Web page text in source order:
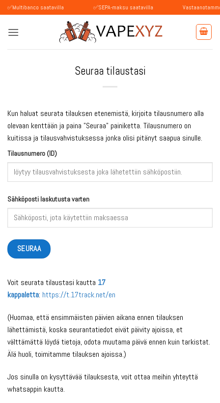
Skip
to
content
saatavilla ✅SEPA-maksu saatavilla Vastaanotamme
Seuraa tilaustasi
Kun haluat seurata tilauksen etenemistä, kirjoita tilausnumero alla
olevaan kenttään ja paina "Seuraa" painiketta. Tilausnumero on
kuitissa ja tilausvahvistuksessa jonka olisi pitänyt saapua sinulle.
Tilausnumero (ID)
Sähköposti laskutusta varten
SEURAA
Voit seurata tilaustasi kautta 17
kappaletta: https://t.17track.net/en
(Huomaa, että ensimmäisten päivien aikana ennen tilauksen
lähettämistä, koska seurantatiedot eivät päivity ajoissa, et
välttämättä löydä tietoja, odota muutama päivä ennen kuin tarkistat.
Älä huoli, toimitamme tilauksen ajoissa.)
Jos sinulla on kysyttävää tilauksesta, voit ottaa meihin yhteyttä
whatsappin kautta.